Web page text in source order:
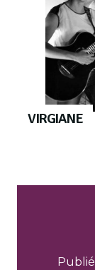
VIRGIANE
Publié